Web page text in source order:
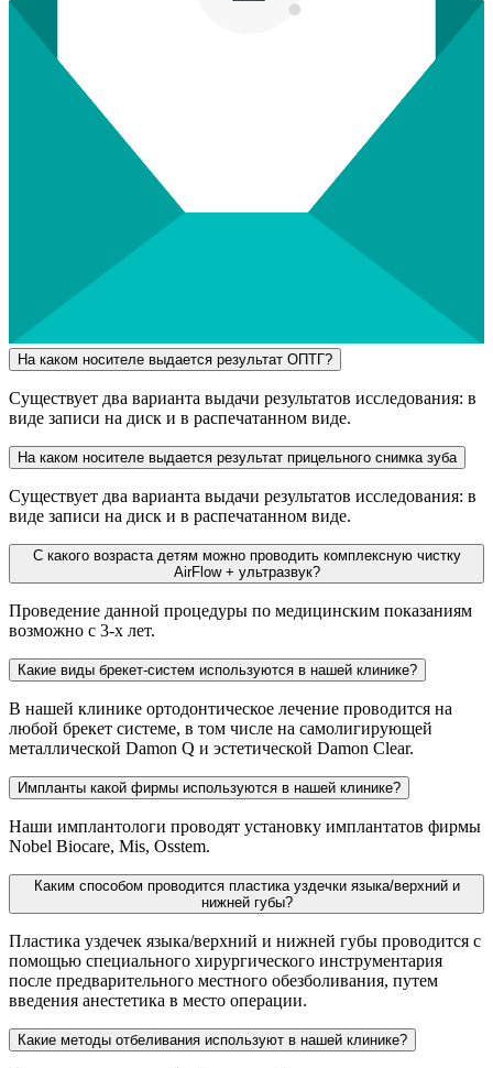
На каком носителе выдается результат ОПТГ?
Существует два варианта выдачи результатов исследования: в
виде записи на диск и в распечатанном виде.
На каком носителе выдается результат прицельного снимка зуба
Существует два варианта выдачи результатов исследования: в
виде записи на диск и в распечатанном виде.
С какого возраста детям можно проводить комплексную чистку
AirFlow + ультразвук?
Проведение данной процедуры по медицинским показаниям
возможно с 3-х лет.
Какие виды брекет-систем используются в нашей клинике?
В нашей клинике ортодонтическое лечение проводится на
любой брекет системе, в том числе на самолигирующей
металлической Damon Q и эстетической Damon Clear.
Импланты какой фирмы используются в нашей клинике?
Наши имплантологи проводят установку имплантатов фирмы
Nobel Biocare, Mis, Osstem.
Каким способом проводится пластика уздечки языка/верхний и
нижней губы?
Пластика уздечек языка/верхний и нижней губы проводится с
помощью специального хирургического инструментария
после предварительного местного обезболивания, путем
введения анестетика в место операции.
Какие методы отбеливания используют в нашей клинике?